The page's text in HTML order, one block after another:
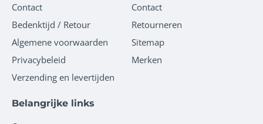
Contact
Bedenktijd / Retour
Algemene voorwaarden
Privacybeleid
Verzending en levertijden
Contact
Retourneren
Sitemap
Merken
Belangrijke links